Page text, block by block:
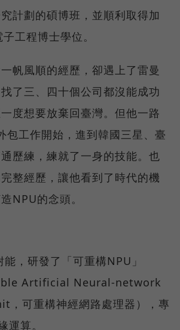
計劃的碩博班，並順利取得加
工程博士學位。
帆風順的經歷，卻遇上了雷曼
了三、四十個公司都沒能成功
度想要放棄回臺灣。但他一路
工作開始，進到韓國三星、臺
歷練，練就了一身的技能。也
整經歷，讓他看到了時代的機
NPU的念頭。
，研發了「可重構NPU」
Artificial Neural-network
，可重構神經網路處理器），專
運算。